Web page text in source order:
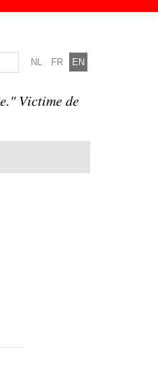
NL FR EN
Victime de